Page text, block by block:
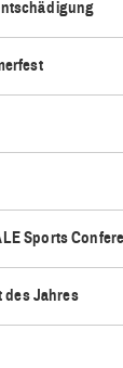
Sports
des Jahres